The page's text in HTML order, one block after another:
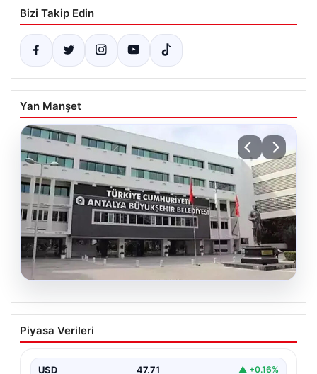
Bizi Takip Edin
Yan Manşet
Antalya’daki yolsuzluk soruşturmasında
iki yeni gözaltı
Piyasa Verileri
USD 47.71 ▲ +0.16%